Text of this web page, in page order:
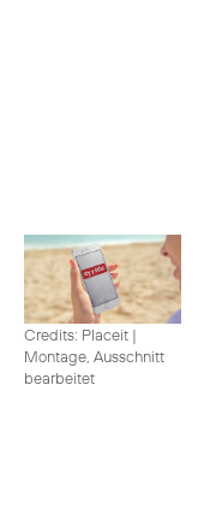
Credits: Placeit |
Montage, Ausschnitt
bearbeitet